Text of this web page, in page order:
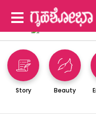
Story Beauty